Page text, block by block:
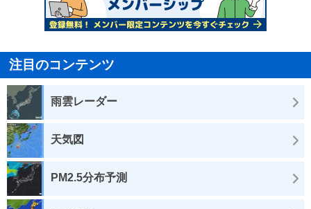
注目のコンテンツ
雨雲レーダー
天気図
PM2.5分布予測